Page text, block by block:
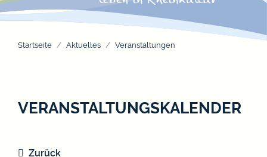
Startseite Aktuelles Veranstaltungen
VERANSTALTUNGSKALENDER
Zurück